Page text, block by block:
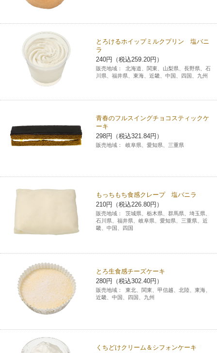
とろけるホイップミルクプリン 塩バニ
ラ
240円（税込259.20円）
販売地域：
北海道、関東、山梨県、長野県、石
川県、福井県、東海、近畿、中国、四国、九州
青春のフルスイングチョコスティックケ
ーキ
298円（税込321.84円）
販売地域： 岐阜県、愛知県、三重県
もっちもち食感クレープ 塩バニラ
210円（税込226.80円）
販売地域：
茨城県、栃木県、群馬県、埼玉県、
石川県、福井県、岐阜県、愛知県、三重県、近
畿、中国、四国
とろ生食感チーズケーキ
280円（税込302.40円）
販売地域：
東北、関東、甲信越、北陸、東海、
近畿、中国、四国、九州
くちどけクリーム＆シフォンケーキ